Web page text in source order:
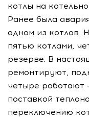
котлы на
Ранее была
одном из котлов.
пятью котлами,
резерве. В
ремонтируют,
четыре работают
поставкой
переключению